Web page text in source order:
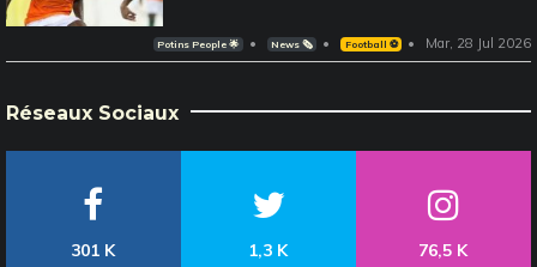
Potins People 🌟 News 🗞️ Football ⚽️ Mar, 28 Jul 2026
Réseaux Sociaux
301 K
1,3 K
76,5 K